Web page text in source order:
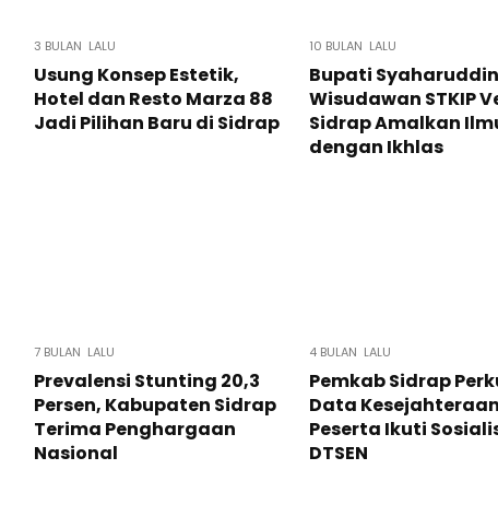
3 BULAN LALU
Usung Konsep Estetik,
Hotel dan Resto Marza 88
Jadi Pilihan Baru di Sidrap
10 BULAN LALU
Bupati
Wisudawan STKIP
Sidrap Amalkan
dengan Ikhlas
7 BULAN LALU
Prevalensi Stunting 20,3
Persen, Kabupaten Sidrap
Terima Penghargaan
Nasional
4 BULAN LALU
Pemkab Sidrap
Data
Peserta Ikuti
DTSEN